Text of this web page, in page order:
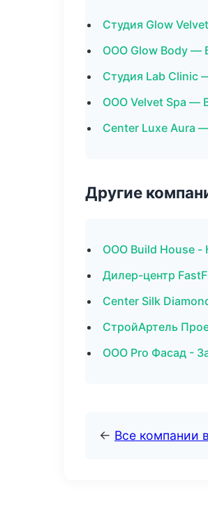
Студия Glow
ООО Glow Body —
Студия Lab Clinic
ООО Velvet Spa —
Center Luxe Aura
Другие
ООО Build House -
Дилер-центр
Center Silk
СтройАртель
ООО Pro Фасад -
← Все компании